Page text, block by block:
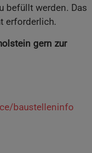
befüllt werden. Das
erforderlich.
gern zur
baustelleninfo